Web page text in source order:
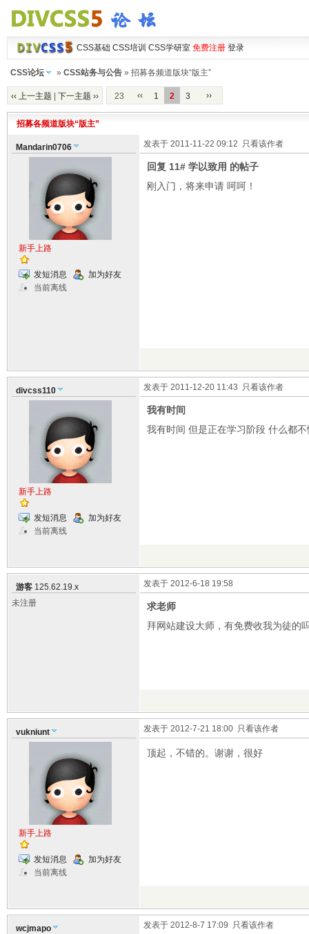
CSS基础 CSS培训 CSS学研室 免费注册 登录
CSS论坛 » CSS站务与公告» 招募各频道版块“版主”
‹‹ 上一主题 下一主题 ›› 23 ‹‹ 1 2 3 ››
招募各频道版块“版主”
Mandarin0706
新手上路
发短消息
加为好友
当前离线
发表于 2011-11-22 09:12 只看该作者
回复 11# 学以致用 的帖子
刚入门，将来申请 呵呵！
divcss110
新手上路
发短消息
加为好友
当前离线
发表于 2011-12-20 11:43 只看该作者
我有时间
我有时间 但是正在学习阶段 什么都
游客 125.62.19.x
未注册
发表于 2012-6-18 19:58
求老师
拜网站建设大师，有免费收我为徒的
vukniunt
新手上路
发短消息
加为好友
当前离线
发表于 2012-7-21 18:00 只看该作者
顶起，不错的。谢谢，很好
wcjmapo 发表于 2012-8-7 17:09 只看该作者